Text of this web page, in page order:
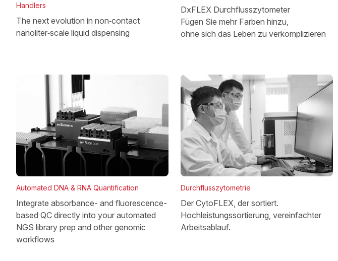
Handlers
The next evolution in non‑contact
nanoliter‑scale liquid dispensing
DxFLEX Durchflusszytometer
Fügen Sie mehr Farben hinzu,
ohne sich das Leben zu verkomplizieren
Automated DNA & RNA Quantification
Integrate absorbance- and fluorescence-
based QC directly into your automated
NGS library prep and other genomic
workflows
Durchflusszytometrie
Der CytoFLEX, der sortiert.
Hochleistungssortierung, vereinfachter
Arbeitsablauf.